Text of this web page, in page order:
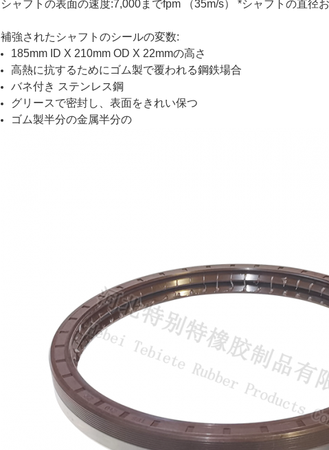
シャフトの表面の速度:7,000までfpm （35m/s） *シャフトの直径
補強されたシャフトのシールの変数:
185mm ID X 210mm OD X 22mmの高さ
高熱に抗するためにゴム製で覆われる鋼鉄場合
バネ付き ステンレス鋼
グリースで密封し、表面をきれい保つ
ゴム製半分の金属半分の